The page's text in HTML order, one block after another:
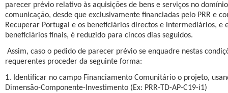
parecer prévio relativo às aquisições de bens e serviços no
comunicação, desde que exclusivamente financiadas pelo PRR e
Recuperar Portugal e os beneficiários directos e intermediários, e
beneficiários finais, é reduzido para cincos dias seguidos.
Assim, caso o pedido de parecer prévio se enquadre nestas
requerentes proceder da seguinte forma:
1. Identificar no campo Financiamento Comunitário o projeto,
Dimensão-Componente-Investimento (Ex: PRR-TD-AP-C19-i1)